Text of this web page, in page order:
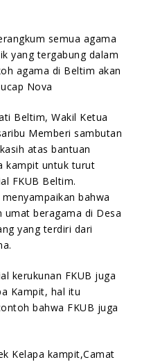
semua agama
yang tergabung dalam
agama di Beltim akan
Nova
Beltim, Wakil Ketua
Memberi sambutan
atas bantuan
kampit untuk turut
FKUB Beltim.
bahwa
umat beragama di Desa
yang terdiri dari
kerukunan FKUB juga
Kampit, hal itu
bahwa FKUB juga
Kelapa kampit,Camat